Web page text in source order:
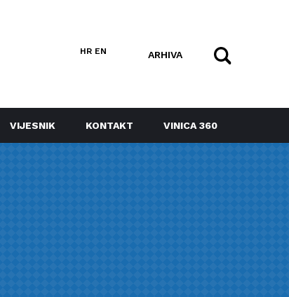
HR EN ARHIVA
VIJESNIK KONTAKT VINICA 360